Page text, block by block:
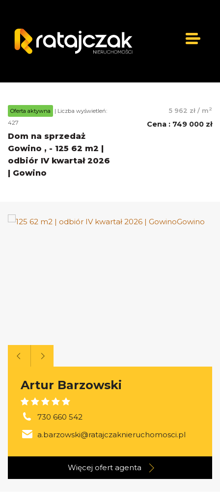
Oferta aktywna
| Liczba wyświetleń:
427
Dom na sprzedaż
Gowino , - 125 62 m2 |
odbiór IV kwartał 2026
| Gowino
5 962 zł / m2
Cena : 749 000 zł
Artur Barzowski
730 660 542
a.barzowski@ratajczaknieruchomosci.pl
Więcej ofert agenta